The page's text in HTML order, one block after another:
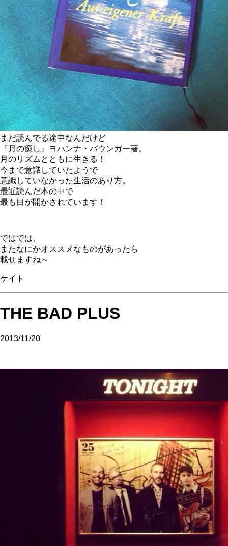
まだ読んでる途中なんだけど
『月の癒し』ヨハンナ・バウンガー著。
月のリズムとともに生きる！
今まで意識していたようで
意識していなかった生活のあり方。
最近読んだ本の中で
最も目が開かされています！
ではでは、
またなにかオススメなものがあったら
載せますね～
ケイト
THE BAD PLUS
2013/11/20